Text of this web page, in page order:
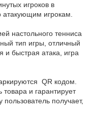
игроков в
атакующим игрокам.
настольного тенниса
тип игры, отличный
и быстрая атака, игра
QR кодом.
товара и гарантирует
получает,